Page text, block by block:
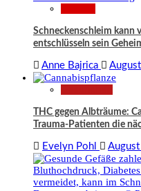
Schneckenschleim kann
entschlüsseln sein
Anne Bajrica
THC gegen Albträume:
Trauma-Patienten die
Evelyn Pohl